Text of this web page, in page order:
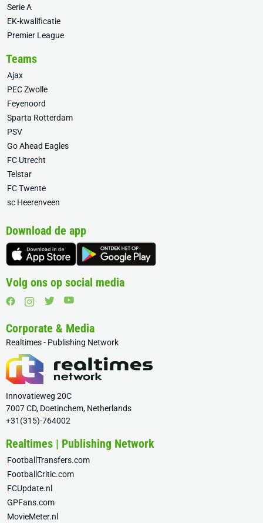
Serie A
EK-kwalificatie
Premier League
Teams
Ajax
PEC Zwolle
Feyenoord
Sparta Rotterdam
PSV
Go Ahead Eagles
FC Utrecht
Telstar
FC Twente
sc Heerenveen
Download de app
Volg ons op social media
Corporate & Media
Realtimes - Publishing Network
Innovatieweg 20C
7007 CD, Doetinchem, Netherlands
+31(315)-764002
Realtimes | Publishing Network
FootballTransfers.com
FootballCritic.com
FCUpdate.nl
GPFans.com
MovieMeter.nl